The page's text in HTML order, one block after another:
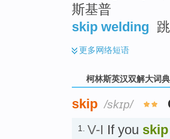
斯基普
skip welding
更多网络短语
柯林斯英汉双解大词典
skip /skɪp/
1. V-I If you skip